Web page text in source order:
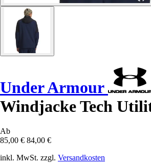
Under Armour
Windjacke Tech
Ab
85,00 € 84,00 €
inkl. MwSt. zzgl. Versandkosten